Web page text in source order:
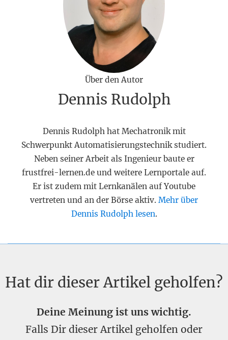
Über den Autor
Dennis Rudolph
Dennis Rudolph hat Mechatronik mit
Schwerpunkt Automatisierungstechnik studiert.
Neben seiner Arbeit als Ingenieur baute er
frustfrei-lernen.de und weitere Lernportale auf.
Er ist zudem mit Lernkanälen auf Youtube
vertreten und an der Börse aktiv. Mehr über
Dennis Rudolph lesen.
Hat dir dieser Artikel geholfen?
Deine Meinung ist uns wichtig.
Falls Dir dieser Artikel geholfen oder